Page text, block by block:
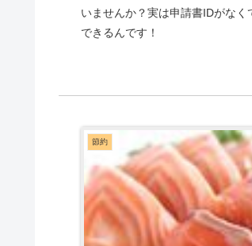
いませんか？実は申請書IDがなく
できるんです！
節約